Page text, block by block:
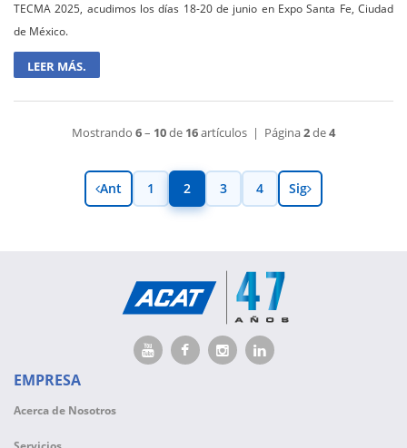
TECMA 2025, acudimos los días 18-20 de junio en Expo Santa Fe, Ciudad
de México.
LEER MÁS.
Mostrando 6– 10de 16artículos | Página2de4
Ant 1 2 3 4 Sig
EMPRESA
Acerca de Nosotros